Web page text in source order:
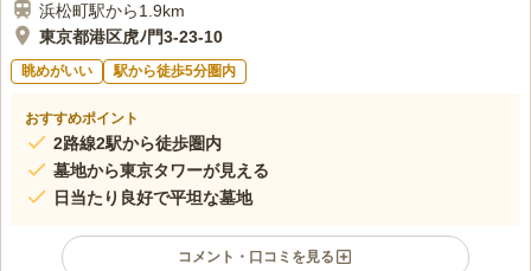
浜松町駅から1.9km
東京都港区虎ﾉ門3-23-10
眺めがいい 駅から徒歩5分圏内
おすすめポイント
2路線2駅から徒歩圏内
墓地から東京タワーが見える
日当たり良好で平坦な墓地
コメント・口コミを見る